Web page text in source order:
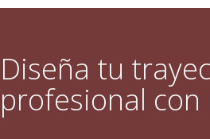
Diseña tu
profesional